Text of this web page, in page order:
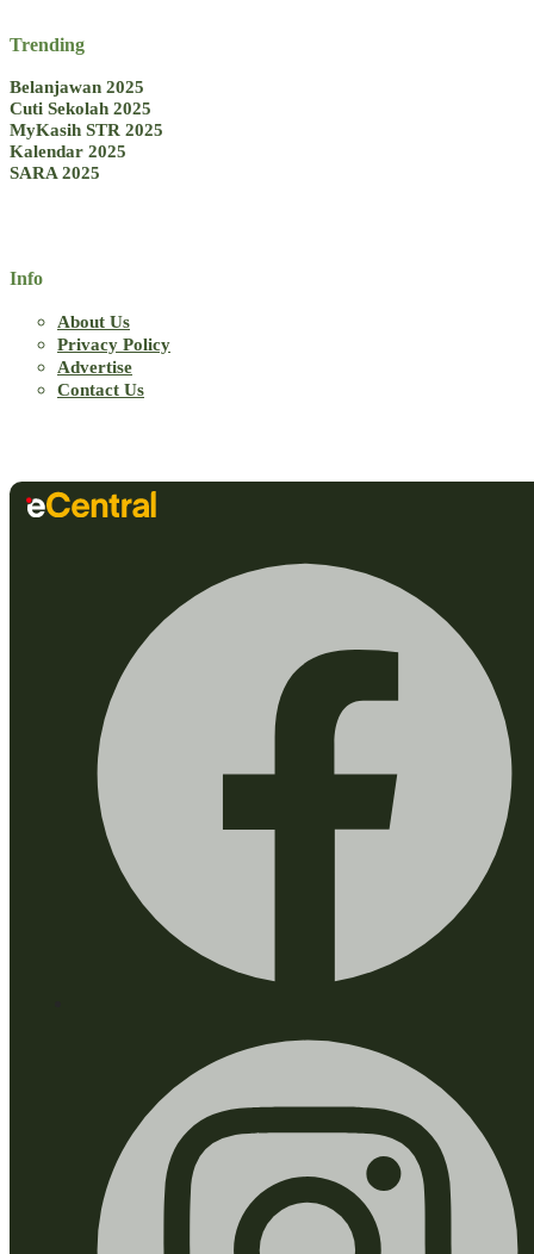
Trending
Belanjawan 2025
Cuti Sekolah 2025
MyKasih STR 2025
Kalendar 2025
SARA 2025
Info
About Us
Privacy Policy
Advertise
Contact Us